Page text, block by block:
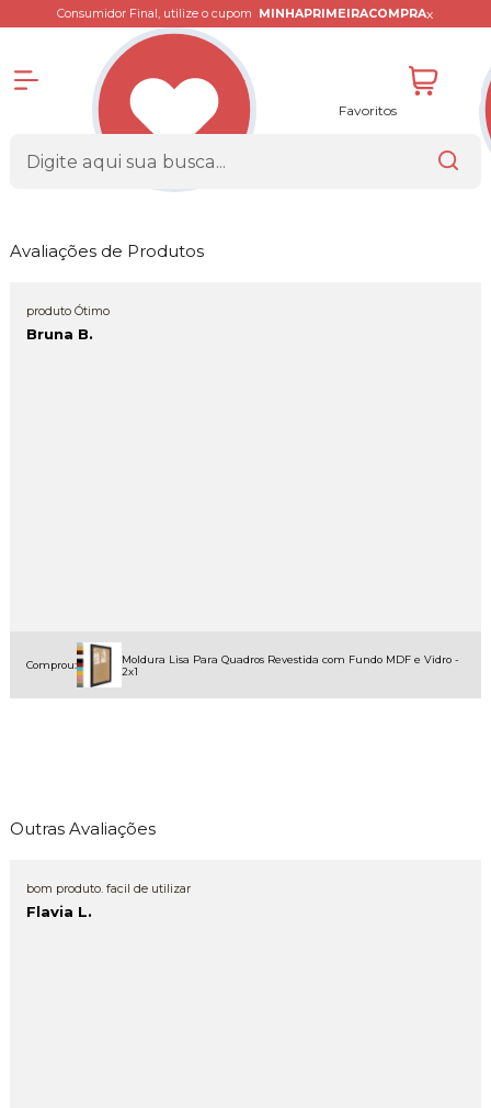
Consumidor Final, utilize o cupom MINHAPRIMEIRACOMPRAx
Favoritos
Avaliações de Produtos
produto Ótimo
Bruna B.
Comprou:
Moldura Lisa Para Quadros Revestida com Fundo MDF e Vidro -
2x1
Outras Avaliações
bom produto. facil de utilizar
Flavia L.